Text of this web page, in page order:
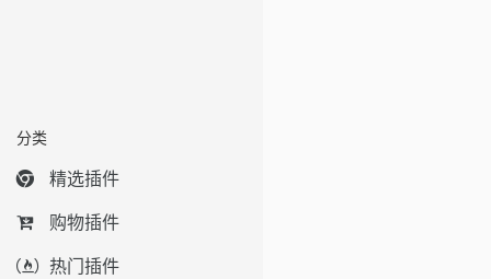
分类
精选插件
购物插件
热门插件